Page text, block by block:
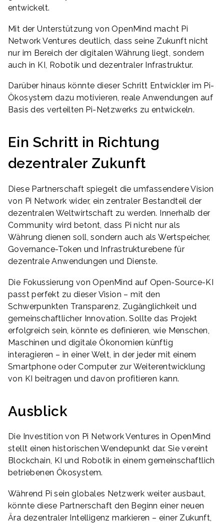
entwickelt.
Mit der Unterstützung von OpenMind macht Pi
Network Ventures deutlich, dass seine Zukunft nicht
nur im Bereich der digitalen Währung liegt, sondern
auch in KI, Robotik und dezentraler Infrastruktur.
Darüber hinaus könnte dieser Schritt Entwickler im Pi-
Ökosystem dazu motivieren, reale Anwendungen auf
Basis des verteilten Pi-Netzwerks zu entwickeln.
Ein Schritt in Richtung
dezentraler Zukunft
Diese Partnerschaft spiegelt die umfassendere Vision
von Pi Network wider, ein zentraler Bestandteil der
dezentralen Weltwirtschaft zu werden. Innerhalb der
Community wird betont, dass Pi nicht nur als
Währung dienen soll, sondern auch als Wertspeicher,
Governance-Token und Infrastrukturebene für
dezentrale Anwendungen und Dienste.
Die Fokussierung von OpenMind auf Open-Source-KI
passt perfekt zu dieser Vision – mit den
Schwerpunkten Transparenz, Zugänglichkeit und
gemeinschaftlicher Innovation. Sollte das Projekt
erfolgreich sein, könnte es definieren, wie Menschen,
Maschinen und digitale Ökonomien künftig
interagieren – in einer Welt, in der jeder mit einem
Smartphone oder Computer zur Weiterentwicklung
von KI beitragen und davon profitieren kann.
Ausblick
Die Investition von Pi Network Ventures in OpenMind
stellt einen historischen Wendepunkt dar. Sie vereint
Blockchain, KI und Robotik in einem gemeinschaftlich
betriebenen Ökosystem.
Während Pi sein globales Netzwerk weiter ausbaut,
könnte diese Partnerschaft den Beginn einer neuen
Ära dezentraler Intelligenz markieren – einer Zukunft,